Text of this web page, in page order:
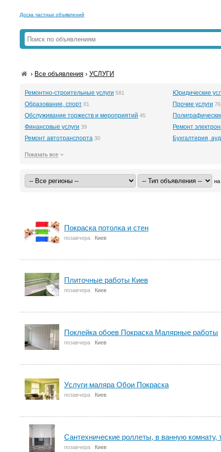
Доска частных объявлений
› Все объявления ›УСЛУГИ
Ремонтно-строительные услуги 581
Юридические
Образование, спорт 81 Прочие услуги 76
Обслуживание торжеств и мероприятий 45
Финансовые услуги 39
Ремонт
Ремонт автотранспорта 30 Бухгалтерия,
Показать все
на
Покраска потолка и стен
позавчера Киев
Плиточные работы Киев
позавчера Киев
Поклейка обоев Покраска Малярные работы
позавчера Киев
Услуги маляра Обои Покраска
позавчера Киев
Сантехнические роллеты, в ванную комнату,
позавчера Киев